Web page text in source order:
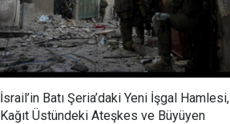
İsrail’in Batı Şeria’daki Yeni İşgal Hamlesi,
Kağıt Üstündeki Ateşkes ve Büyüyen